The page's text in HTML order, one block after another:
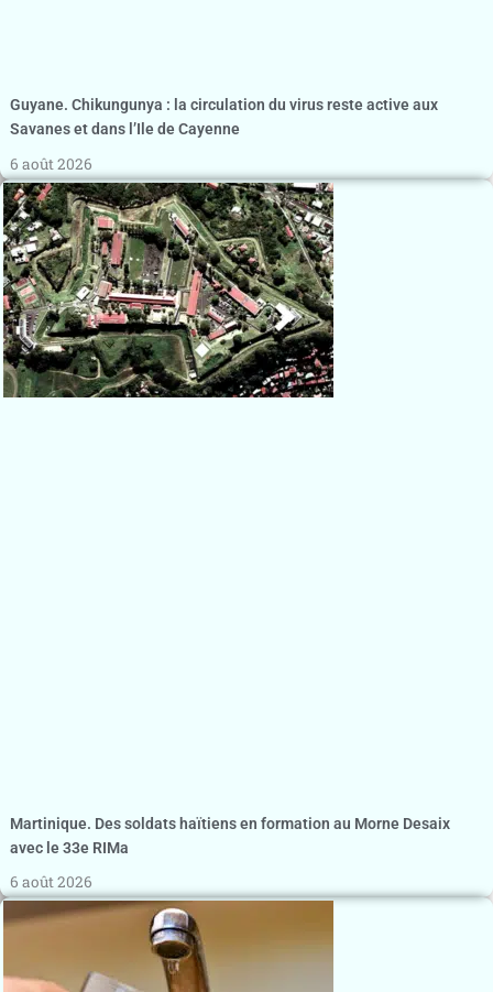
Guyane. Chikungunya : la circulation du virus reste active aux
Savanes et dans l’Ile de Cayenne
6 août 2026
Martinique. Des soldats haïtiens en formation au Morne Desaix
avec le 33e RIMa
6 août 2026